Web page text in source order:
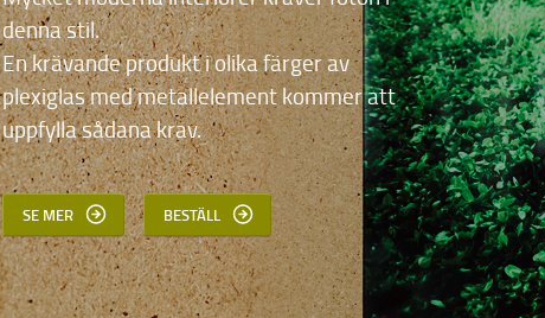
denna stil.
En krävande produkt i olika färger av
plexiglas med metallelement kommer att
uppfylla sådana krav.
SE MER BESTÄLL